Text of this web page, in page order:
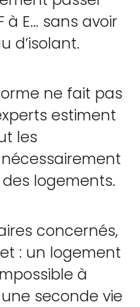
E… sans avoir
d’isolant.
ne fait pas
estiment
les
logements.
concernés,
: un logement
à
seconde vie